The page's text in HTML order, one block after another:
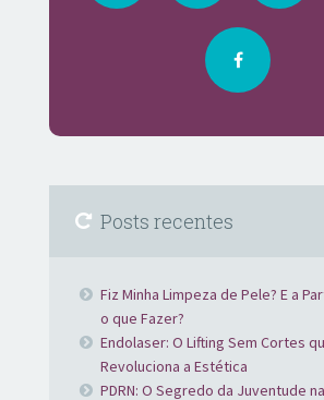
Posts recentes
Fiz Minha Limpeza de Pele? E a
o que Fazer?
Endolaser: O Lifting Sem Cortes
Revoluciona a Estética
PDRN: O Segredo da Juventude